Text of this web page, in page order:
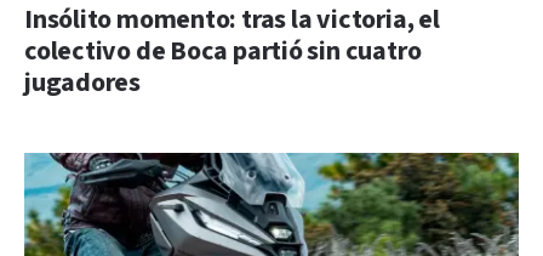
Insólito momento: tras la victoria, el
colectivo de Boca partió sin cuatro
jugadores